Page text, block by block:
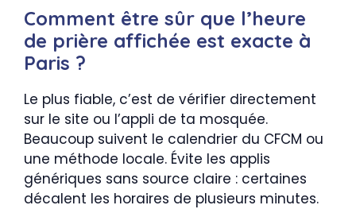
Comment être sûr que l’heure
de prière affichée est exacte à
Paris ?
Le plus fiable, c’est de vérifier directement
sur le site ou l’appli de ta mosquée.
Beaucoup suivent le calendrier du CFCM ou
une méthode locale. Évite les applis
génériques sans source claire : certaines
décalent les horaires de plusieurs minutes.